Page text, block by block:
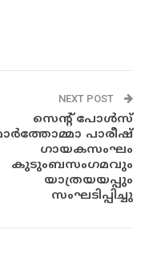
NEXT POST
സെന്റ് പോൾസ്
പാരീഷ്
ഗായകസംഘം
കുടുംബസംഗമവും
യാത്രയയപ്പും
സംഘടിപ്പിച്ചു